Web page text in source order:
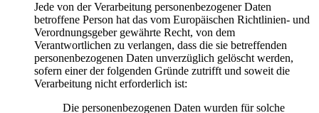
Jede von der Verarbeitung personenbezogener Daten
betroffene Person hat das vom Europäischen Richtlinien- und
Verordnungsgeber gewährte Recht, von dem
Verantwortlichen zu verlangen, dass die sie betreffenden
personenbezogenen Daten unverzüglich gelöscht werden,
sofern einer der folgenden Gründe zutrifft und soweit die
Verarbeitung nicht erforderlich ist:
Die personenbezogenen Daten wurden für solche